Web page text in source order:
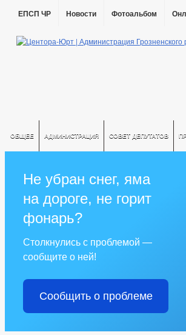
ЕПСП ЧР Новости Фотоальбом
ОБЩЕЕ АДМИНИСТРАЦИЯ СОВЕТ ДЕПУТАТОВ
Не убран снег, яма
на дороге, не горит
фонарь?
Столкнулись с проблемой —
сообщите о ней!
Сообщить о проблеме